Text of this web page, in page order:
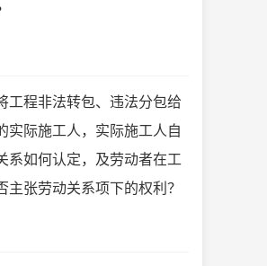
工程非法转包、违法分包给
实际施工人，实际施工人自
系如何认定，及劳动者在工
张劳动关系项下的权利？